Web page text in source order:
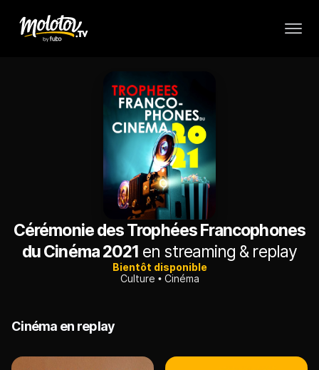
Cérémonie des Trophées Francophones
du Cinéma 2021 en streaming & replay
Bientôt disponible
Culture
Cinéma
Cinéma en replay